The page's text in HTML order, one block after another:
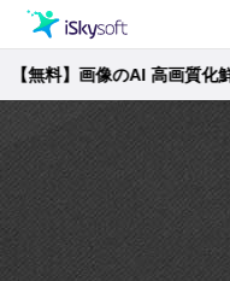
製品
Utility
製品活用事例
ストア
無料】画像のAI 高画質化鮮